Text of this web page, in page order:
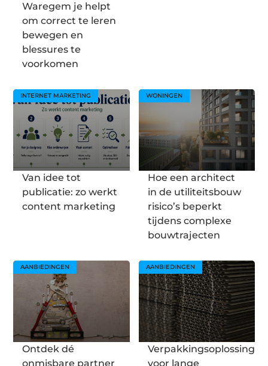
Waregem je helpt
om correct te leren
bewegen en
blessures te
voorkomen
INTERNET MARKETING
Van idee tot
publicatie: zo werkt
content marketing
WONINGEN
Hoe een architect
in de utiliteitsbouw
risico’s beperkt
tijdens complexe
bouwtrajecten
AANBIEDINGEN
Ontdek dé
onmisbare partner
AANBIEDINGEN
Verpakkingsoplossingen
voor lange